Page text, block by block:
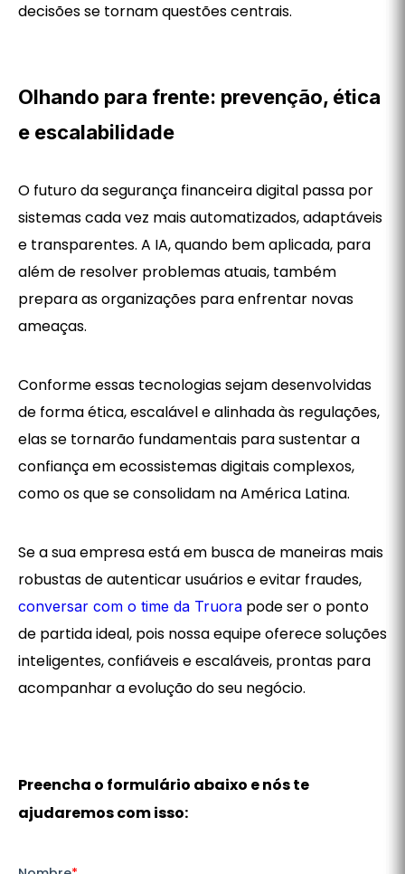
decisões se tornam questões centrais.
Olhando para frente: prevenção, ética
e escalabilidade
O futuro da segurança financeira digital passa por
sistemas cada vez mais automatizados, adaptáveis
e transparentes. A IA, quando bem aplicada, para
além de resolver problemas atuais, também
prepara as organizações para enfrentar novas
ameaças.
Conforme essas tecnologias sejam desenvolvidas
de forma ética, escalável e alinhada às regulações,
elas se tornarão fundamentais para sustentar a
confiança em ecossistemas digitais complexos,
como os que se consolidam na América Latina.
Se a sua empresa está em busca de maneiras mais
robustas de autenticar usuários e evitar fraudes,
conversar com o time da Truora pode ser o ponto
de partida ideal, pois nossa equipe oferece soluções
inteligentes, confiáveis e escaláveis, prontas para
acompanhar a evolução do seu negócio.
Preencha o formulário abaixo e nós te
ajudaremos com isso: